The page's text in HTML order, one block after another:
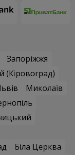
Запоріжжя
(Кіровоград)
Миколаїв
Біла Церква